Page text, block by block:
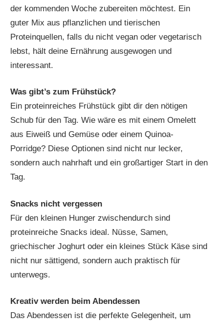
der kommenden Woche zubereiten möchtest. Ein
guter Mix aus pflanzlichen und tierischen
Proteinquellen, falls du nicht vegan oder vegetarisch
lebst, hält deine Ernährung ausgewogen und
interessant.
Was gibt’s zum Frühstück?
Ein proteinreiches Frühstück gibt dir den nötigen
Schub für den Tag. Wie wäre es mit einem Omelett
aus Eiweiß und Gemüse oder einem Quinoa-
Porridge? Diese Optionen sind nicht nur lecker,
sondern auch nahrhaft und ein großartiger Start in den
Tag.
Snacks nicht vergessen
Für den kleinen Hunger zwischendurch sind
proteinreiche Snacks ideal. Nüsse, Samen,
griechischer Joghurt oder ein kleines Stück Käse sind
nicht nur sättigend, sondern auch praktisch für
unterwegs.
Kreativ werden beim Abendessen
Das Abendessen ist die perfekte Gelegenheit, um